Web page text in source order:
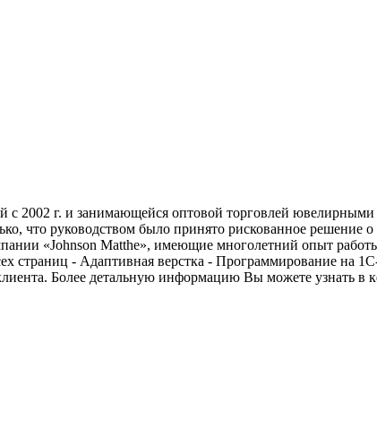
2002 г. и занимающейся оптовой торговлей
что руководством было принято рискованное решение о
«Johnson Matthe», имеющие многолетний опыт
страниц - Адаптивная верстка - Программирование на
Более детальную информацию Вы можете узнать в